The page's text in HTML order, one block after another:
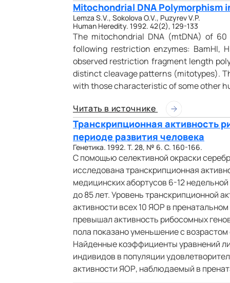
Mitochondrial DNA Polymorphism
Lemza S.V., Sokolova O.V., Puzyrev V.P.
Human Heredity. 1992. 42(2), 129-133
The mitochondrial DNA (mtDNA) of
following restriction enzymes: BamHI,
observed restriction fragment length
distinct cleavage patterns (mitotypes).
with those characteristic of some other
Читать в источнике
Транскрипционная активность
периоде развития человека
Генетика. 1992. Т. 28, № 6. С. 160-166.
C помощью селективной окраски
исследована транскрипционная
медицинских абортусов 6-12
до 85 лет. Уровень транскрипционной
активности всех 10 ЯОР в
превышал активность рибосомных
пола показано уменьшение с
Найденные коэффициенты уравнений
индивидов в популяции
активности ЯОР, наблюдаемый в